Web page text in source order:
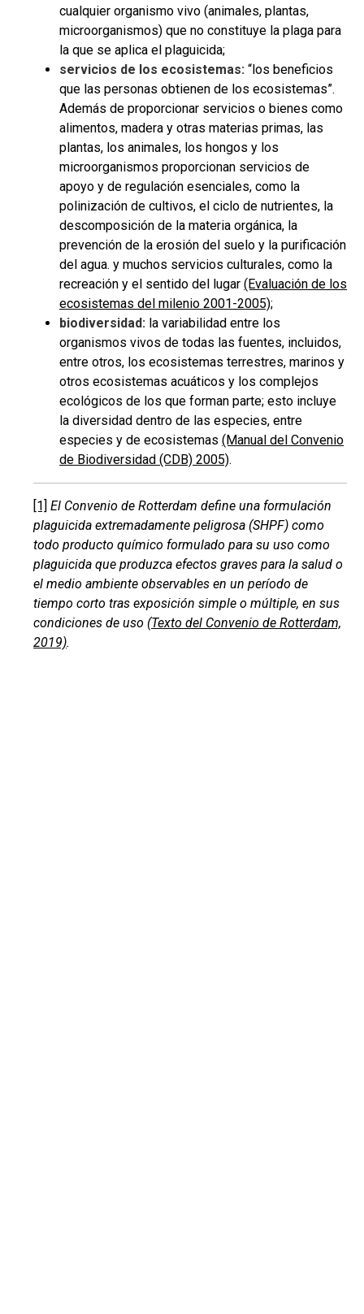
cualquier organismo vivo (animales, plantas,
microorganismos) que no constituye la plaga para
la que se aplica el plaguicida;
servicios de los ecosistemas: “los beneficios
que las personas obtienen de los ecosistemas”.
Además de proporcionar servicios o bienes como
alimentos, madera y otras materias primas, las
plantas, los animales, los hongos y los
microorganismos proporcionan servicios de
apoyo y de regulación esenciales, como la
polinización de cultivos, el ciclo de nutrientes, la
descomposición de la materia orgánica, la
prevención de la erosión del suelo y la purificación
del agua. y muchos servicios culturales, como la
recreación y el sentido del lugar (Evaluación de los
ecosistemas del milenio 2001-2005);
biodiversidad: la variabilidad entre los
organismos vivos de todas las fuentes, incluidos,
entre otros, los ecosistemas terrestres, marinos y
otros ecosistemas acuáticos y los complejos
ecológicos de los que forman parte; esto incluye
la diversidad dentro de las especies, entre
especies y de ecosistemas (Manual del Convenio
de Biodiversidad (CDB) 2005).
[1] El Convenio de Rotterdam define una formulación
plaguicida extremadamente peligrosa (SHPF) como
todo producto químico formulado para su uso como
plaguicida que produzca efectos graves para la salud o
el medio ambiente observables en un período de
tiempo corto tras exposición simple o múltiple, en sus
condiciones de uso (Texto del Convenio de Rotterdam,
2019).